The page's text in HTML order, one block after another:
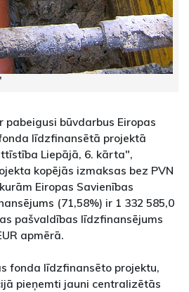
pabeigusi būvdarbus Eiropas
līdzfinansētā projektā
Liepājā, 6. kārta",
kopējās izmaksas bez PVN
Eiropas Savienības
(71,58%) ir 1 332 585,0
pašvaldības līdzfinansējums
apmērā.
fonda līdzfinansēto projektu,
pieņemti jauni centralizētās